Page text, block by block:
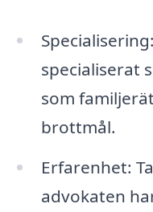
specialiserat
som
brottmål.
Erfarenhet:
advokaten